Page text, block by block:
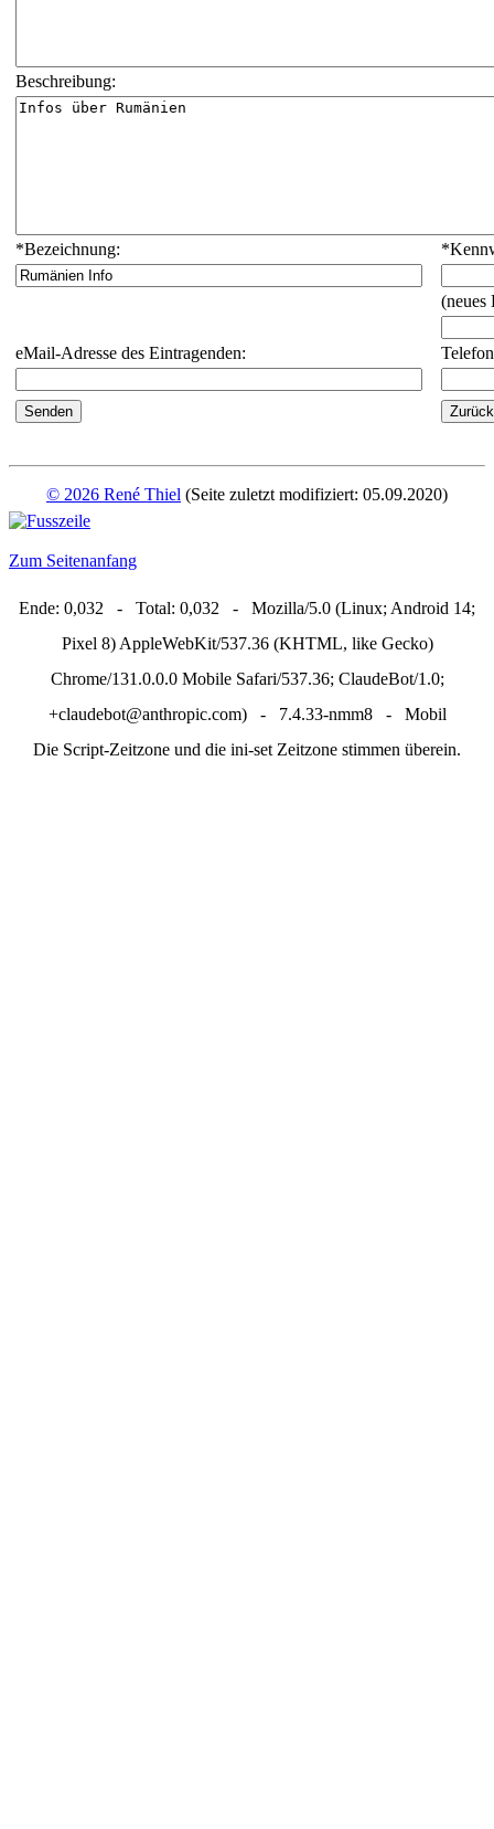
Beschreibung:
*Bezeichnung: *
(neues
eMail-Adresse des Eintragenden:
© 2026 René Thiel (Seite zuletzt modifiziert: 05.09.2020)
Zum Seitenanfang
Ende: 0,032 - Total: 0,032 - Mozilla/5.0 (Linux; Android 14;
Pixel 8) AppleWebKit/537.36 (KHTML, like Gecko)
Chrome/131.0.0.0 Mobile Safari/537.36; ClaudeBot/1.0;
+claudebot@anthropic.com) - 7.4.33-nmm8 - Mobil
Die Script-Zeitzone und die ini-set Zeitzone stimmen überein.